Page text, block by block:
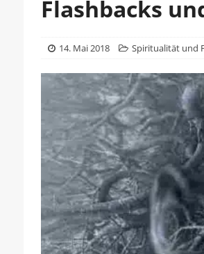
Flashbacks
14. Mai 2018 Spiritualität und